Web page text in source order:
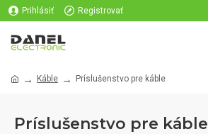
Prihlásiť Registrovať
Káble Príslušenstvo pre káble
Príslušenstvo pre káble